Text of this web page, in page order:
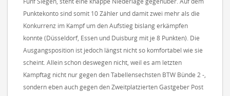
Punktekonto sind somit 10 Zähler und damit zwei mehr als die
Konkurrenz im Kampf um den Aufstieg bislang erkämpfen
konnte (Düsseldorf, Essen und Duisburg mit je 8 Punkten). Die
Ausgangsposition ist jedoch längst nicht so komfortabel wie sie
scheint. Allein schon deswegen nicht, weil es am letzten
Kampftag nicht nur gegen den Tabellensechsten BTW Bünde 2 -,
sondern eben auch gegen den Zweitplatzierten Gastgeber Post